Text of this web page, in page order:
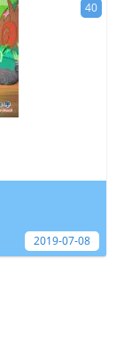
40
2019-07-08